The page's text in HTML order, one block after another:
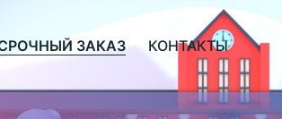
ЗАКАЗ КОНТАКТЫ